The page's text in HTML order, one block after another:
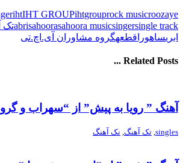
ihtIHT GROUPihtgrouprock musicroozaye
abrisahoorasahoora musicsingersingle track تک
ابریساهورا قطعهگروه مشاوران آی.اچ.تی
Related Posts ...
آهنگ ” رویا به پیش” از “سهراب و
singles تک آهنگ نک آهنگ